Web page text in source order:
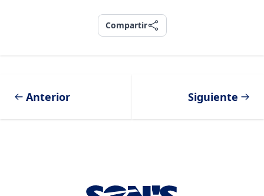
Compartir
Compartir
Anterior Siguiente